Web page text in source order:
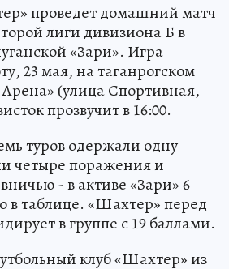
проведет домашний матч
лиги дивизиона Б в
«Зари». Игра
23 мая, на таганрогском
(улица Спортивная,
прозвучит в 16:00.
туров одержали одну
четыре поражения и
- в активе «Зари» 6
в таблице. «Шахтер» перед
в группе с 19 баллами.
клуб «Шахтер» из